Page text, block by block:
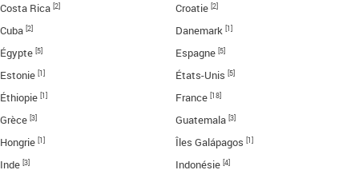
Costa Rica [2] Croatie [2]
Cuba [2] Danemark [1]
Égypte [5] Espagne [5]
Estonie [1] États-Unis [5]
Éthiopie [1] France [18]
Grèce [3] Guatemala [3]
Hongrie [1] Îles Galápagos [1]
Inde [3] Indonésie [4]